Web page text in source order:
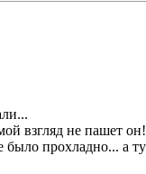
взгляд не пашет он!
прохладно... а